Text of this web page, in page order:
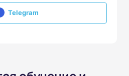
Telegram